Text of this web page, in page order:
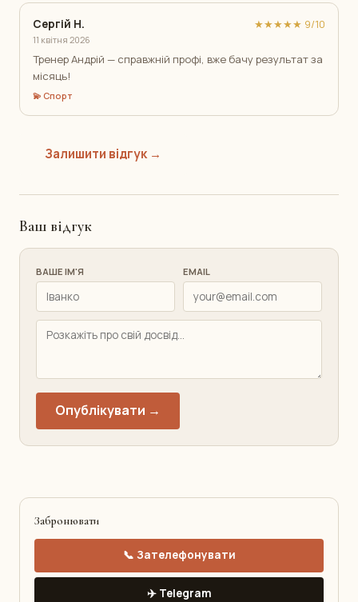
Сергій Н.
11 квітня 2026
★★★★★ 9/10
Тренер Андрій — справжній профі, вже бачу результат за
місяць!
💫 Спорт
Залишити відгук →
Ваш відгук
ВАШЕ ІМ'Я EMAIL
Опублікувати →
Забронювати
📞 Зателефонувати
✈️ Telegram